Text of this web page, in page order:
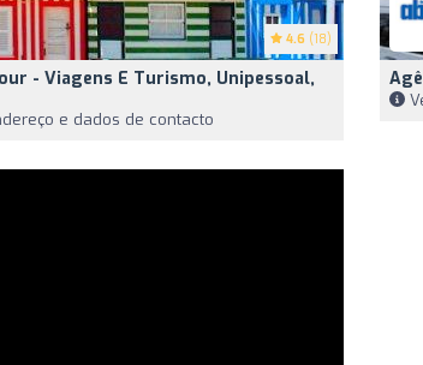
4.6 (18)
- Viagens E Turismo, Unipessoal,
e dados de contacto